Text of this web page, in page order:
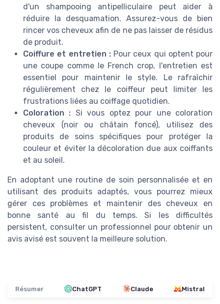
d'un shampooing antipelliculaire peut aider à
réduire la desquamation. Assurez-vous de bien
rincer vos cheveux afin de ne pas laisser de résidus
de produit.
Coiffure et entretien :Pour ceux qui optent pour
une coupe comme le French crop, l'entretien est
essentiel pour maintenir le style. Le rafraîchir
régulièrement chez le coiffeur peut limiter les
frustrations liées au coiffage quotidien.
Coloration : Si vous optez pour une coloration
cheveux (noir ou châtain foncé), utilisez des
produits de soins spécifiques pour protéger la
couleur et éviter la décoloration due aux coiffants
et au soleil.
En adoptant une routine de soin personnalisée et en
utilisant des produits adaptés, vous pourrez mieux
gérer ces problèmes et maintenir des cheveux en
bonne santé au fil du temps. Si les difficultés
persistent, consulter un professionnel pour obtenir un
avis avisé est souvent la meilleure solution.
Résumer ChatGPT Claude Mistral